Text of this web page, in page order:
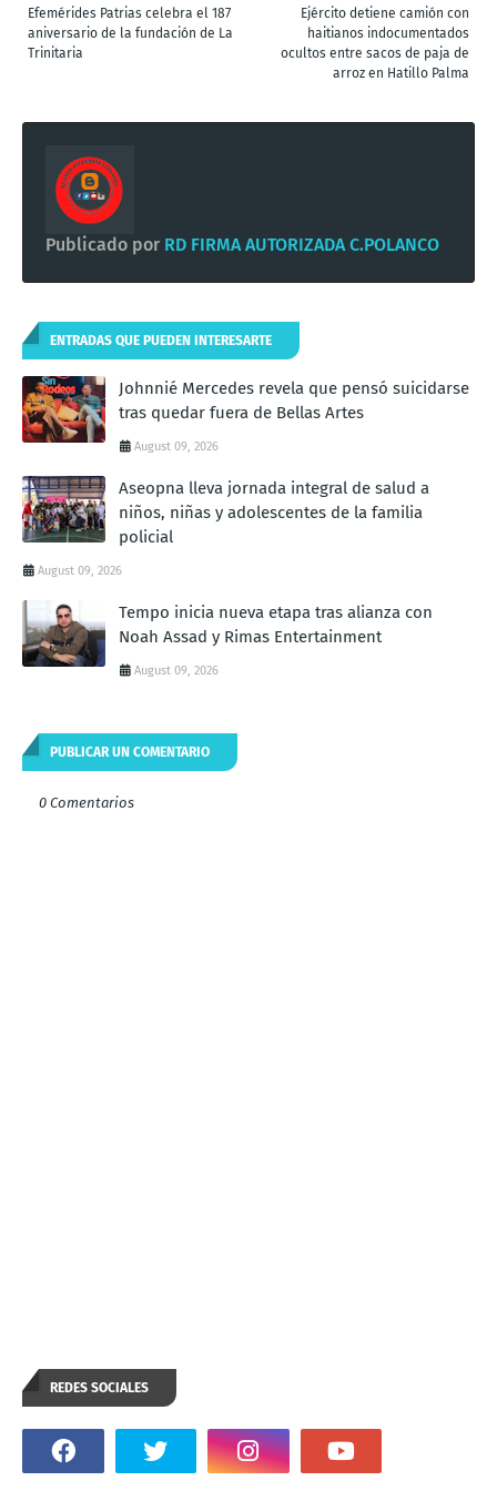
Ejército detiene camión con
haitianos indocumentados
ocultos entre sacos de paja de
arroz en Hatillo Palma
Efemérides Patrias celebra el 187
aniversario de la fundación de La
Trinitaria
Publicado por RD FIRMA AUTORIZADA C.POLANCO
ENTRADAS QUE PUEDEN INTERESARTE
Johnnié Mercedes revela que pensó suicidarse
tras quedar fuera de Bellas Artes
August 09, 2026
Aseopna lleva jornada integral de salud a
niños, niñas y adolescentes de la familia
policial
August 09, 2026
Tempo inicia nueva etapa tras alianza con
Noah Assad y Rimas Entertainment
August 09, 2026
PUBLICAR UN COMENTARIO
0 Comentarios
REDES SOCIALES